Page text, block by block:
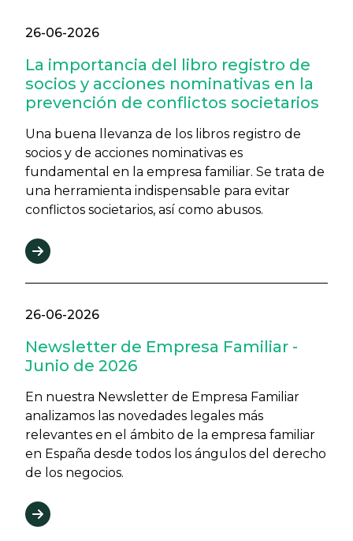
26-06-2026
La importancia del libro registro de
socios y acciones nominativas en la
prevención de conflictos societarios
Una buena llevanza de los libros registro de
socios y de acciones nominativas es
fundamental en la empresa familiar. Se trata de
una herramienta indispensable para evitar
conflictos societarios, así como abusos.
26-06-2026
Newsletter de Empresa Familiar -
Junio de 2026
En nuestra Newsletter de Empresa Familiar
analizamos las novedades legales más
relevantes en el ámbito de la empresa familiar
en España desde todos los ángulos del derecho
de los negocios.